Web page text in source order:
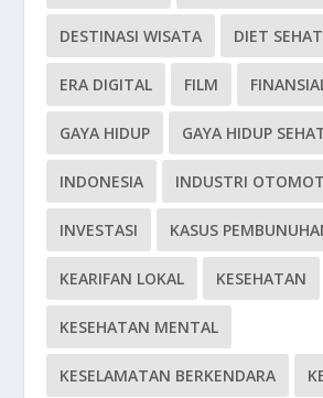
DESTINASI WISATA DIET SEHAT
ERA DIGITAL FILM
GAYA HIDUP GAYA HIDUP
INDONESIA INDUSTRI
INVESTASI KASUS
KEARIFAN LOKAL KESEHATAN
KESEHATAN MENTAL
KESELAMATAN BERKENDARA